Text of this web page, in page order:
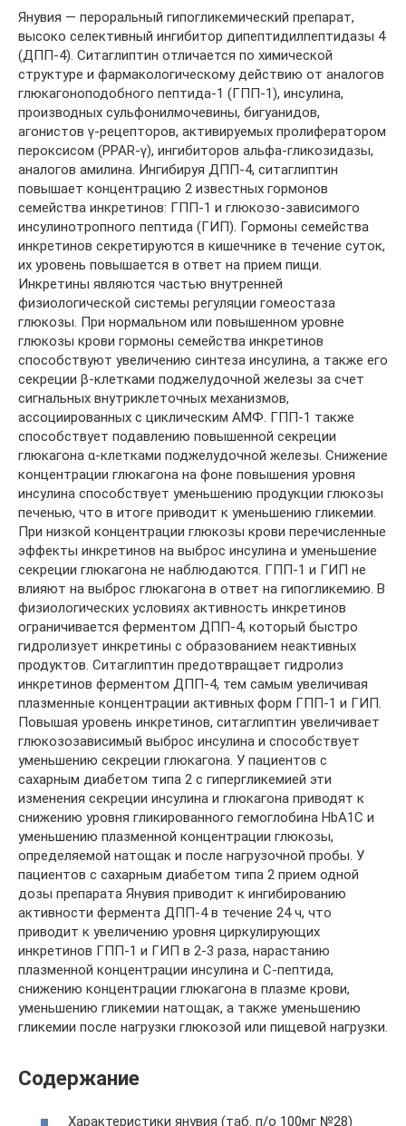
Янувия — пероральный гипогликемический препарат,
высоко селективный ингибитор дипептидилпептидазы 4
(ДПП-4). Ситаглиптин отличается по химической
структуре и фармакологическому действию от аналогов
глюкагоноподобного пептида-1 (ГПП-1), инсулина,
производных сульфонилмочевины, бигуанидов,
агонистов γ-рецепторов, активируемых пролифератором
пероксисом (PPAR-γ), ингибиторов альфа-гликозидазы,
аналогов амилина. Ингибируя ДПП-4, ситаглиптин
повышает концентрацию 2 известных гормонов
семейства инкретинов: ГПП-1 и глюкозо-зависимого
инсулинотропного пептида (ГИП). Гормоны семейства
инкретинов секретируются в кишечнике в течение суток,
их уровень повышается в ответ на прием пищи.
Инкретины являются частью внутренней
физиологической системы регуляции гомеостаза
глюкозы. При нормальном или повышенном уровне
глюкозы крови гормоны семейства инкретинов
способствуют увеличению синтеза инсулина, а также его
секреции β-клетками поджелудочной железы за счет
сигнальных внутриклеточных механизмов,
ассоциированных с циклическим АМФ. ГПП-1 также
способствует подавлению повышенной секреции
глюкагона α-клетками поджелудочной железы. Снижение
концентрации глюкагона на фоне повышения уровня
инсулина способствует уменьшению продукции глюкозы
печенью, что в итоге приводит к уменьшению гликемии.
При низкой концентрации глюкозы крови перечисленные
эффекты инкретинов на выброс инсулина и уменьшение
секреции глюкагона не наблюдаются. ГПП-1 и ГИП не
влияют на выброс глюкагона в ответ на гипогликемию. В
физиологических условиях активность инкретинов
ограничивается ферментом ДПП-4, который быстро
гидролизует инкретины с образованием неактивных
продуктов. Ситаглиптин предотвращает гидролиз
инкретинов ферментом ДПП-4, тем самым увеличивая
плазменные концентрации активных форм ГПП-1 и ГИП.
Повышая уровень инкретинов, ситаглиптин увеличивает
глюкозозависимый выброс инсулина и способствует
уменьшению секреции глюкагона. У пациентов с
сахарным диабетом типа 2 с гипергликемией эти
изменения секреции инсулина и глюкагона приводят к
снижению уровня гликированного гемоглобина НbА1С и
уменьшению плазменной концентрации глюкозы,
определяемой натощак и после нагрузочной пробы. У
пациентов с сахарным диабетом типа 2 прием одной
дозы препарата Янувия приводит к ингибированию
активности фермента ДПП-4 в течение 24 ч, что
приводит к увеличению уровня циркулирующих
инкретинов ГПП-1 и ГИП в 2-3 раза, нарастанию
плазменной концентрации инсулина и С-пептида,
снижению концентрации глюкагона в плазме крови,
уменьшению гликемии натощак, а также уменьшению
гликемии после нагрузки глюкозой или пищевой нагрузки.
Содержание
Характеристики янувия (таб. п/о 100мг №28)